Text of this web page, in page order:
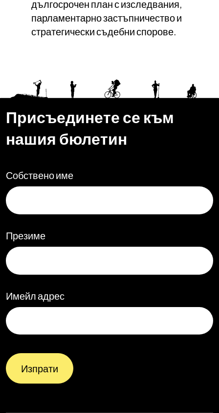
дългосрочен план с изследвания,
парламентарно застъпничество и
стратегически съдебни спорове.
Присъединете се към
нашия бюлетин
Собствено име
Презиме
Имейл адрес
Изпрати